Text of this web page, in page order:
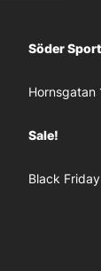
Söder
Hornsgatan
Sale!
Black